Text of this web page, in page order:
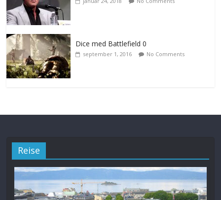
Dice med Battlefield 0
september 1, 2016 No Comments
Reise